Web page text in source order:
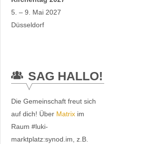
5. – 9. Mai 2027
Düsseldorf
SAG HALLO!
Die Gemeinschaft freut sich
auf dich! Über Matrixim
Raum #luki-
marktplatz:synod.im, z.B.